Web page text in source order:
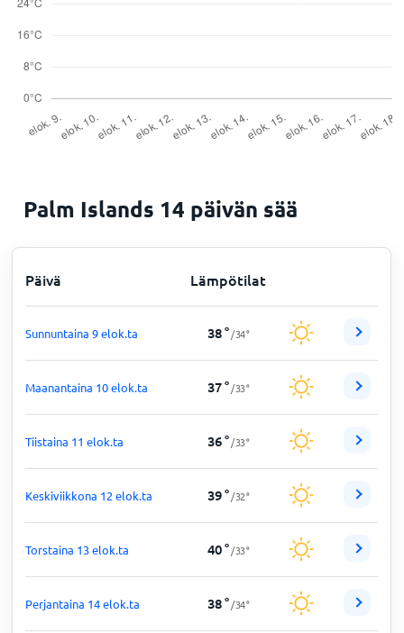
Palm Islands 14 päivän sää
Päivä Lämpötilat
Sunnuntaina 9 elok.ta 38° /34°
Maanantaina 10 elok.ta 37° /33°
Tiistaina 11 elok.ta 36° /33°
Keskiviikkona 12 elok.ta 39° /32°
Torstaina 13 elok.ta 40° /33°
Perjantaina 14 elok.ta 38° /34°